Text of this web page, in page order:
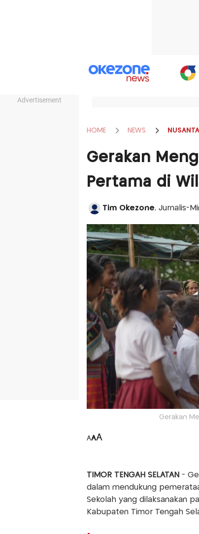
Advertisement
HOME NEWS
Gerakan
Pertama di
Tim Okezone, Jurnalis-
Gerakan
AAA
TIMOR TENGAH SELATAN -
dalam mendukung
Sekolah yang dilaksanakan
Kabupaten Timor Tengah